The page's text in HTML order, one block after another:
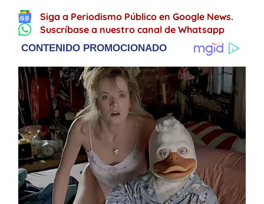
Siga a Periodismo Público en Google News.
Suscríbase a nuestro canal de Whatsapp